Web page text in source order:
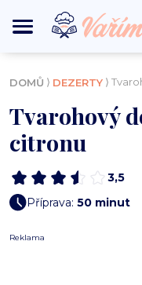
DOMŮ ⟩ DEZERTY ⟩
Tvarohový
citronu
3,5
Příprava: 50 minut
Reklama